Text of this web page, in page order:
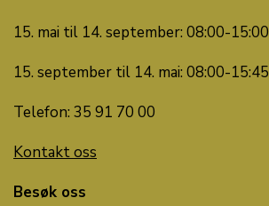
15. mai til 14. september: 08:00-15:00
15. september til 14. mai: 08:00-15:45
Telefon: 35 91 70 00
Kontakt oss
Besøk oss